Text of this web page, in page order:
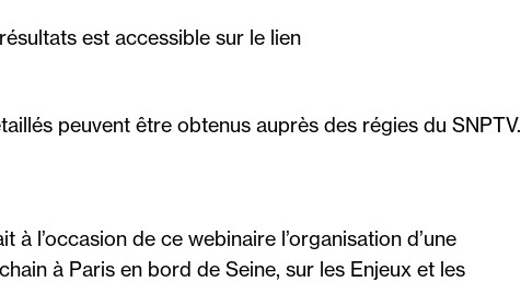
est accessible sur le lien
peuvent être obtenus auprès des régies du SNPTV.
à l’occasion de ce webinaire l’organisation d’une
à Paris en bord de Seine, sur les Enjeux et les